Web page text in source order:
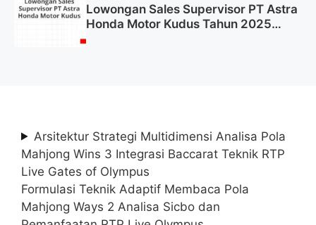
Lowongan Sales Supervisor PT Astra
Honda Motor Kudus Tahun 2025
Arsitektur Strategi Multidimensi Analisa Pola
Mahjong Wins 3 Integrasi Baccarat Teknik RTP
Live Gates of Olympus
Formulasi Teknik Adaptif Membaca Pola
Mahjong Ways 2 Analisa Sicbo dan